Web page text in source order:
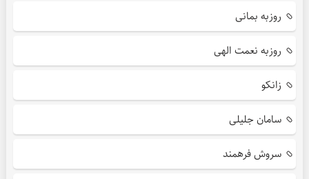
روزبه بمانی
روزبه نعمت الهی
زانکو
سامان جلیلی
سروش فرهمند